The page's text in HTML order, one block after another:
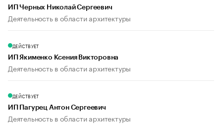
ИП Черных Николай Сергеевич
Деятельность в области архитектуры
ДЕЙСТВУЕТ
ИП Якименко Ксения Викторовна
Деятельность в области архитектуры
ДЕЙСТВУЕТ
ИП Пагурец Антон Сергеевич
Деятельность в области архитектуры